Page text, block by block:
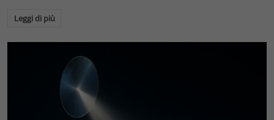
Leggi di più